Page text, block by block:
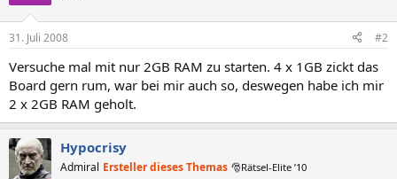
31. Juli 2008 #2
Versuche mal mit nur 2GB RAM zu starten. 4 x 1GB zickt das
Board gern rum, war bei mir auch so, deswegen habe ich mir
2 x 2GB RAM geholt.
Hypocrisy
Admiral Ersteller dieses Themas 🎅Rätsel-Elite ’10